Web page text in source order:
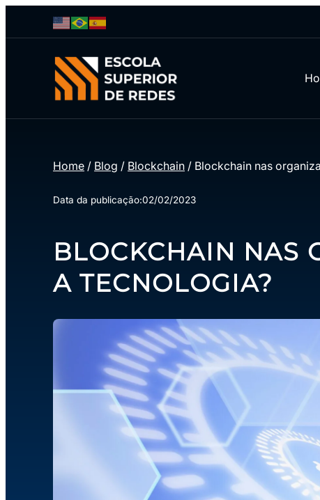
Home / Blog / Blockchain / Blockchain nas
Data da publicação:02/02/2023
BLOCKCHAIN NAS
A TECNOLOGIA?